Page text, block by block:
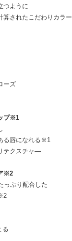
つように
算されたこだわりカラー
ーズ
プ※1
る唇になれる※1
テクスチャ―
※2
っぷり配合した
る